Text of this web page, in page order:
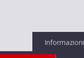
Informazioni